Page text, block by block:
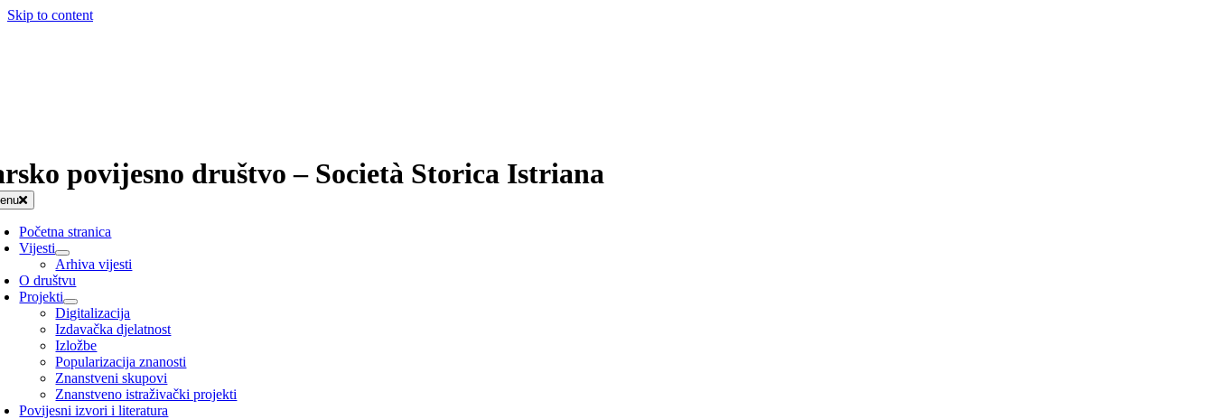
Skip to content
povijesno društvo – Società Storica Istriana
Početna stranica
Vijesti
Arhiva vijesti
O društvu
Projekti
Digitalizacija
Izdavačka djelatnost
Izložbe
Popularizacija znanosti
Znanstveni skupovi
Znanstveno istraživački projekti
Povijesni izvori i literatura